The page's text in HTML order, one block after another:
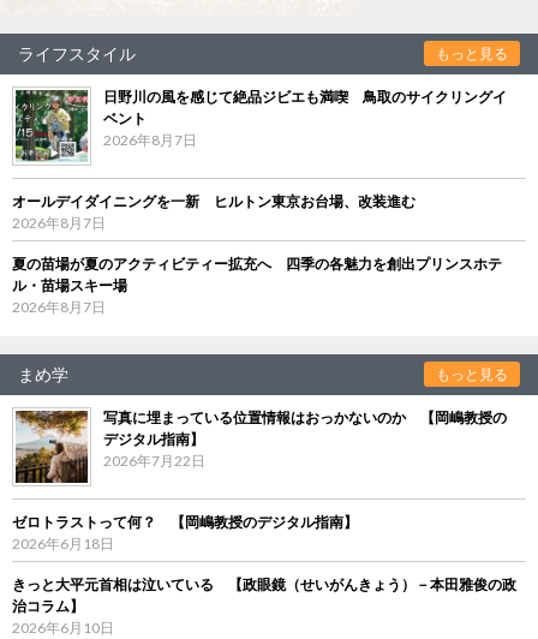
ライフスタイル もっと見る
日野川の風を感じて絶品ジビエも満喫 鳥取のサイクリングイ
ベント
2026年8月7日
オールデイダイニングを一新 ヒルトン東京お台場、改装進む
2026年8月7日
夏の苗場が夏のアクティビティー拡充へ 四季の各魅力を創出プリンスホテ
ル・苗場スキー場
2026年8月7日
まめ学 もっと見る
写真に埋まっている位置情報はおっかないのか 【岡嶋教授の
デジタル指南】
2026年7月22日
ゼロトラストって何？ 【岡嶋教授のデジタル指南】
2026年6月18日
きっと大平元首相は泣いている 【政眼鏡（せいがんきょう）－本田雅俊の政
治コラム】
2026年6月10日